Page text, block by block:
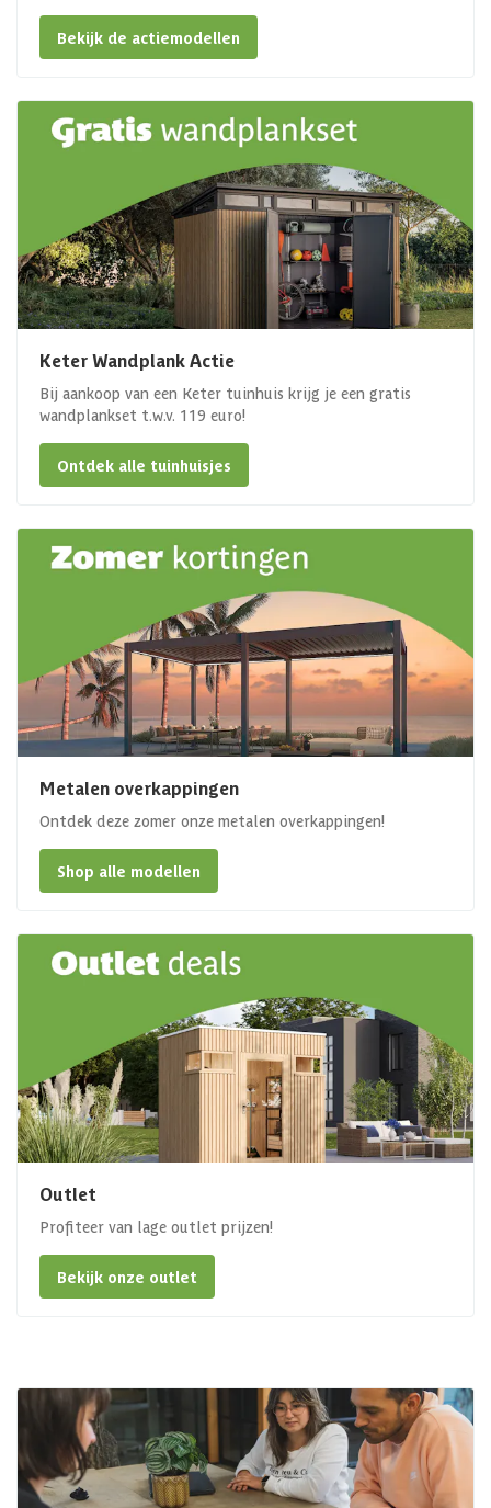
Bekijk de actiemodellen
Keter Wandplank Actie
Bij aankoop van een Keter tuinhuis krijg je een gratis
wandplankset t.w.v. 119 euro!
Ontdek alle tuinhuisjes
Metalen overkappingen
Ontdek deze zomer onze metalen overkappingen!
Shop alle modellen
Outlet
Profiteer van lage outlet prijzen!
Bekijk onze outlet